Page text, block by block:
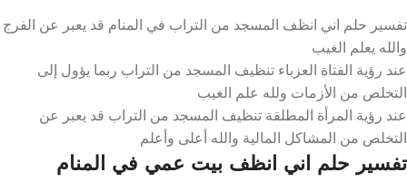
تفسير حلم اني انظف المسجد من التراب في المنام قد يعبر عن الفرج
والله يعلم الغيب
عند رؤية الفتاة العزباء تنظيف المسجد من التراب ربما يؤول إلى
التخلص من الأزمات ولله علم الغيب
عند رؤية المرأة المطلقة تنظيف المسجد من التراب قد يعبر عن
التخلص من المشاكل المالية والله أعلى وأعلم
تفسير حلم اني انظف بيت عمي في المنام